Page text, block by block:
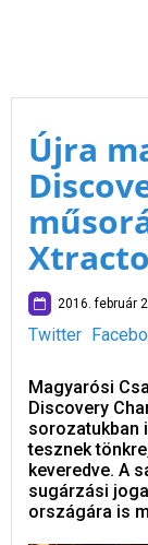
Újra
2016. február
Twitter
Magyarósi
Discovery
sorozatukban
tesznek
keveredve. A
sugárzási
országára is